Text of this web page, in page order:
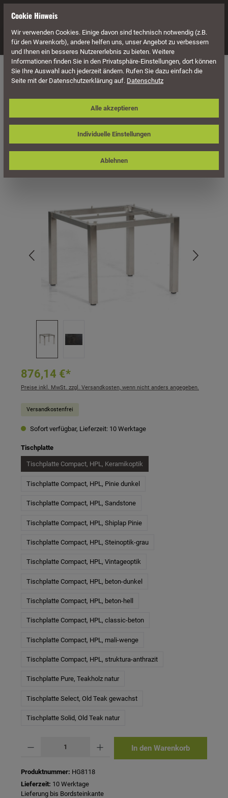
Navigation
Möbel Holz Möbel Holz Tische Eckige Holz Tische
Sonnenpartner Tisch Base, Edelstahl,
90 x 90 cm
876,14 €*
Preise inkl. MwSt. zzgl. Versandkosten, wenn nicht anders angegeben.
Versandkostenfrei
Sofort verfügbar, Lieferzeit: 10 Werktage
Tischplatteauswählen
Tischplatte Compact, HPL, Keramikoptik
Tischplatte Compact, HPL, Pinie dunkel
Tischplatte Compact, HPL, Sandstone
Tischplatte Compact, HPL, Shiplap Pinie
Tischplatte Compact, HPL, Steinoptik-grau
Tischplatte Compact, HPL, Vintageoptik
Tischplatte Compact, HPL, beton-dunkel
Tischplatte Compact, HPL, beton-hell
Tischplatte Compact, HPL, classic-beton
Tischplatte Compact, HPL, mali-wenge
Tischplatte Compact, HPL, struktura-anthrazit
Tischplatte Pure, Teakholz natur
Tischplatte Select, Old Teak gewachst
Tischplatte Solid, Old Teak natur
In den Warenkorb
Produktnummer: HG8118
Lieferzeit: 10 Werktage
Lieferung bis Bordsteinkante
Cookie Hinweis
Wir verwenden Cookies. Einige davon sind technisch notwendig (z.B.
für den Warenkorb), andere helfen uns, unser Angebot zu verbessern
und Ihnen ein besseres Nutzererlebnis zu bieten. Weitere
Informationen finden Sie in den Privatsphäre-Einstellungen, dort können
Sie Ihre Auswahl auch jederzeit ändern. Rufen Sie dazu einfach die
Seite mit der Datenschutzerklärung auf. Datenschutz
Individuelle Einstellungen
Ablehnen
Alle akzeptieren